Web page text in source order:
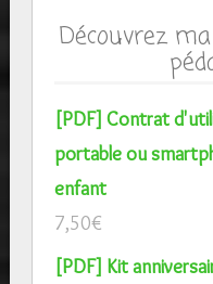
Découvrez
[PDF] Contrat
portable ou
enfant
7,50€
[PDF] Kit